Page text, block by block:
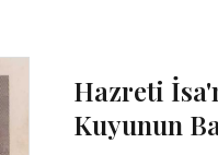
Hazreti
Kuyunun